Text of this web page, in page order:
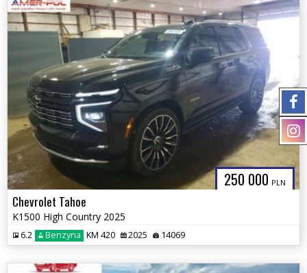
250 000 PLN
Chevrolet Tahoe
K1500 High Country 2025
6.2 Benzyna KM 420 2025 14069